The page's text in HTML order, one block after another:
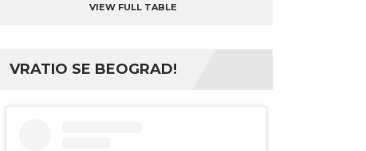
VIEW FULL TABLE
VRATIO SE BEOGRAD!